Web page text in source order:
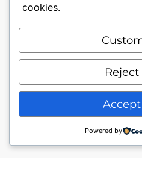
Mon compte
Conditions
Politique de
cookies.
Reject
Powered by